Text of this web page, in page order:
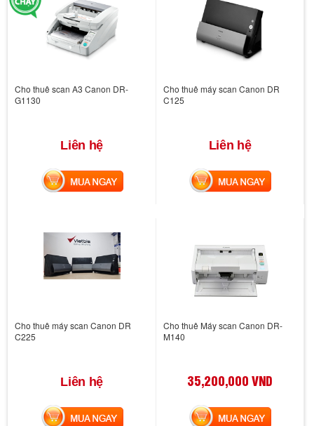
Cho thuê scan A3 Canon DR-
G1130
Liên hệ
MUA NGAY
Cho thuê máy scan Canon DR
C125
Liên hệ
MUA NGAY
Cho thuê máy scan Canon DR
C225
Liên hệ
MUA NGAY
Cho thuê Máy scan Canon DR-
M140
35,200,000 VND
MUA NGAY